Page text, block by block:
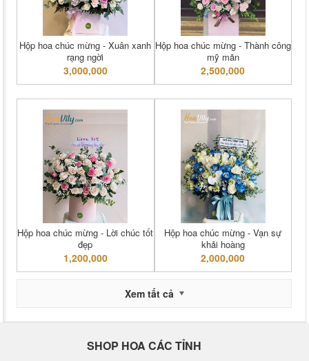
Hộp hoa chúc mừng - Xuân xanh
rạng ngời
3,000,000
Hộp hoa chúc mừng - Thành công
mỹ mãn
2,500,000
Hộp hoa chúc mừng - Lời chúc tốt
đẹp
1,200,000
Hộp hoa chúc mừng - Vạn sự
khải hoàng
2,000,000
Xem tất cả
SHOP HOA CÁC TỈNH